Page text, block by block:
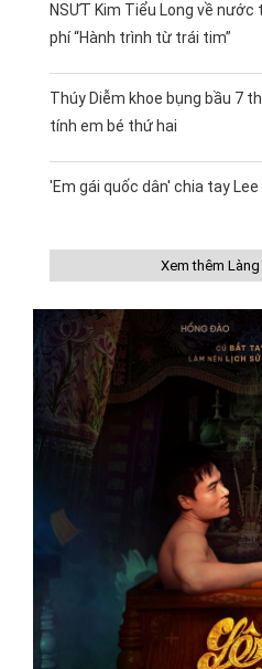
NSƯT Kim Tiểu Long về
phí “Hành trình từ trái tim”
Thúy Diễm khoe bụng bầu 7
tính em bé thứ hai
'Em gái quốc dân' chia tay
Xem thêm